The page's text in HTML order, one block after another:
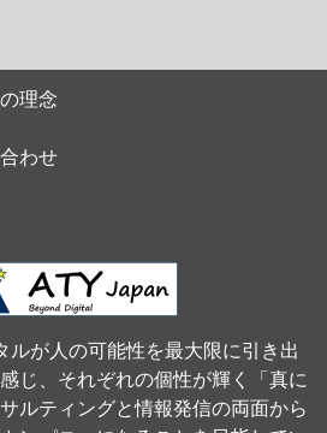
理念
わせ
が人の可能性を最大限に引き出
じ、それぞれの個性が輝く「真に
ルティングと情報発信の両面から